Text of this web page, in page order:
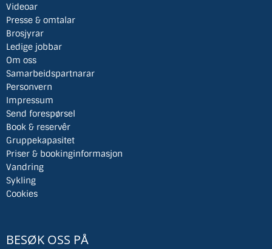
Videoar
Presse & omtalar
Brosjyrar
Ledige jobbar
Om oss
Samarbeidspartnarar
Personvern
Impressum
Send forespørsel
Book & reservêr
Gruppekapasitet
Priser & bookinginformasjon
Vandring
Sykling
Cookies
BESØK OSS PÅ